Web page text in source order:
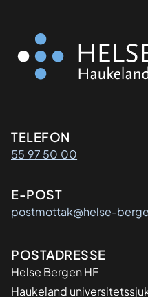
TELEFON
55 97 50 00
E-POST
postmottak@helse-
Adresse
POSTADRESSE
Helse Bergen HF
Haukeland